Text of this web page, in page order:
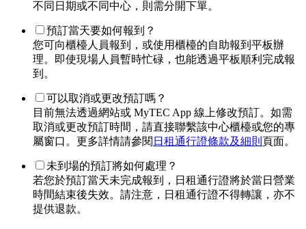
不同日期或不同中心，則需分開下單。
預訂當天要如何報到？
您可向櫃檯人員報到，或使用櫃檯的自助報到平板辦
理。即使現場人員暫時忙碌，也能透過平板順利完成報
到。
可以取消或更改預訂嗎？
目前無法透過網站或 MyTEC App 線上修改預訂。如需
取消或更改預訂時間，請直接聯繫該中心櫃檯或您的專
屬窗口。更多詳情請參閱 日租通行證條款及細則 頁面。
未到場的預訂將如何處理？
若您於預訂當天未完成報到，日租通行證將於當日營業
時間結束後失效。請注意，日租通行證不得轉讓，亦不
提供退款。